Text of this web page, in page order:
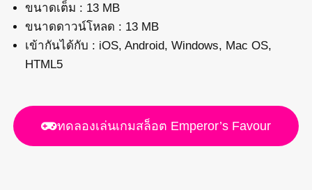
ขนาดเต็ม : 13 MB
ขนาดดาวน์โหลด : 13 MB
เข้ากันได้กับ : iOS, Android, Windows, Mac OS,
HTML5
ทดลองเล่นเกมสล็อต Emperor’s Favour